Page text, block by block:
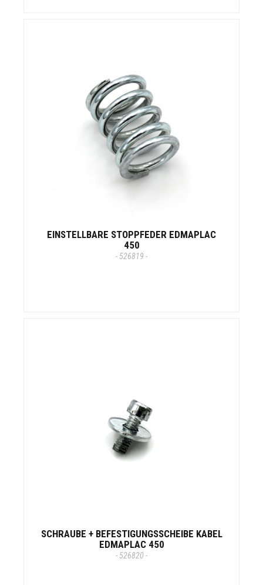
EINSTELLBARE STOPPFEDER EDMAPLAC
450
- 526819 -
SCHRAUBE + BEFESTIGUNGSSCHEIBE KABEL
EDMAPLAC 450
- 526820 -